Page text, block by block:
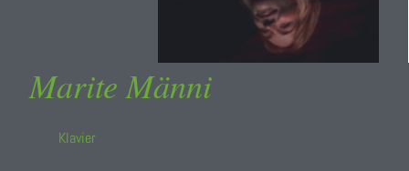
Marite Männi
Klavier